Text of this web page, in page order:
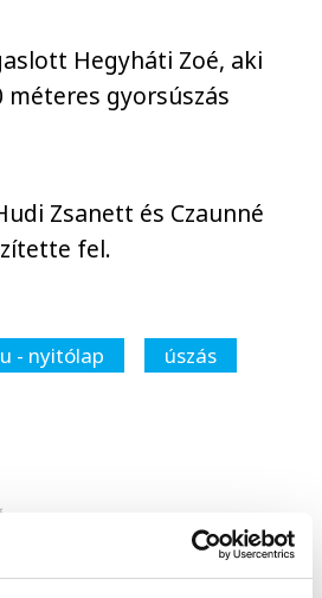
Hegyháti Zoé, aki
méteres gyorsúszás
Zsanett és Czaunné
fel.
- nyitólap úszás